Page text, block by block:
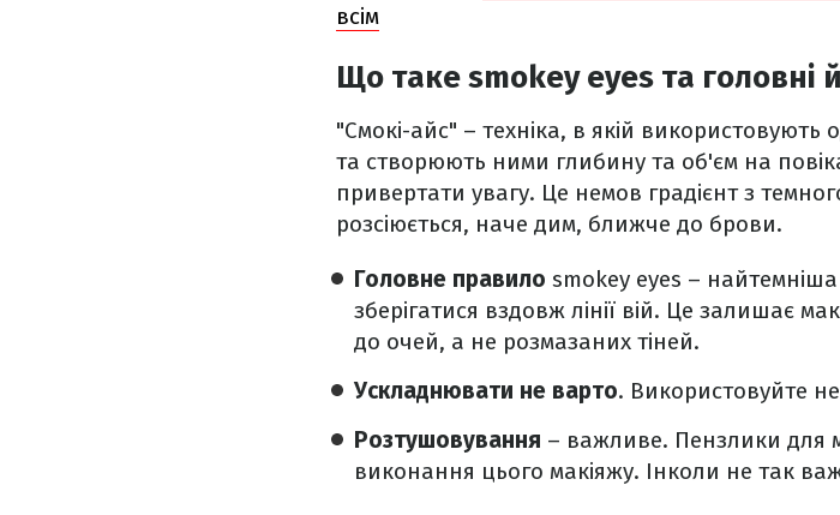
всім
Що таке smokey eyes та головні
"Смокі-айс" – техніка, в якій використовують
та створюють ними глибину та об'єм на
привертати увагу. Це немов градієнт з
розсіюється, наче дим, ближче до брови.
Головне правило smokey eyes –
зберігатися вздовж лінії вій. Це залишає
до очей, а не розмазаних тіней.
Ускладнювати не варто. Використовуйте не
Розтушовування – важливе. Пензлики для
виконання цього макіяжу. Інколи не так